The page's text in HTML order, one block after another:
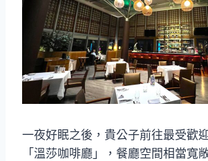
一夜好眠之後，貴公子前往最受歡
「溫莎咖啡廳」，餐廳空間相當寬